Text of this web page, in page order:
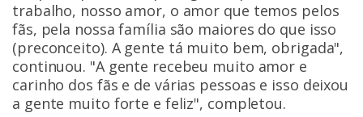
trabalho, nosso amor, o amor que temos pelos
fãs, pela nossa família são maiores do que isso
(preconceito). A gente tá muito bem, obrigada",
continuou. "A gente recebeu muito amor e
carinho dos fãs e de várias pessoas e isso deixou
a gente muito forte e feliz", completou.